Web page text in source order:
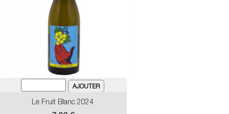
Le Fruit Blanc 2024